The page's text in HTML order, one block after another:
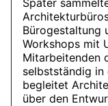
Bürogestaltung
Workshops mit
Mitarbeitenden
selbstständig in
begleitet
über den